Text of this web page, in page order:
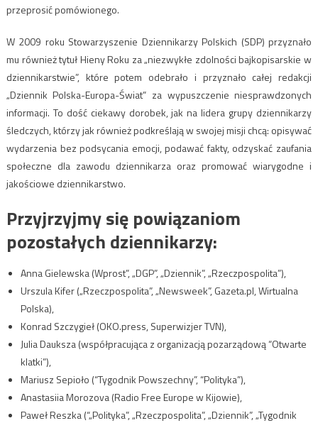
przeprosić pomówionego.
W 2009 roku Stowarzyszenie Dziennikarzy Polskich (SDP) przyznało
mu również tytuł Hieny Roku za „niezwykłe zdolności bajkopisarskie w
dziennikarstwie”, które potem odebrało i przyznało całej redakcji
„Dziennik Polska-Europa-Świat” za wypuszczenie niesprawdzonych
informacji. To dość ciekawy dorobek, jak na lidera grupy dziennikarzy
śledczych, którzy jak również podkreślają w swojej misji chcą: opisywać
wydarzenia bez podsycania emocji, podawać fakty, odzyskać zaufania
społeczne dla zawodu dziennikarza oraz promować wiarygodne i
jakościowe dziennikarstwo.
Przyjrzyjmy się powiązaniom
pozostałych dziennikarzy:
Anna Gielewska (Wprost”, „DGP”, „Dziennik”, „Rzeczpospolita”),
Urszula Kifer („Rzeczpospolita”, „Newsweek”, Gazeta.pl, Wirtualna
Polska),
Konrad Szczygieł (OKO.press, Superwizjer TVN),
Julia Dauksza (współpracująca z organizacją pozarządową “Otwarte
klatki”),
Mariusz Sepioło (“Tygodnik Powszechny”, “Polityka”),
Anastasiia Morozova (Radio Free Europe w Kijowie),
Paweł Reszka (“„Polityka”, „Rzeczpospolita”, „Dziennik”, „Tygodnik